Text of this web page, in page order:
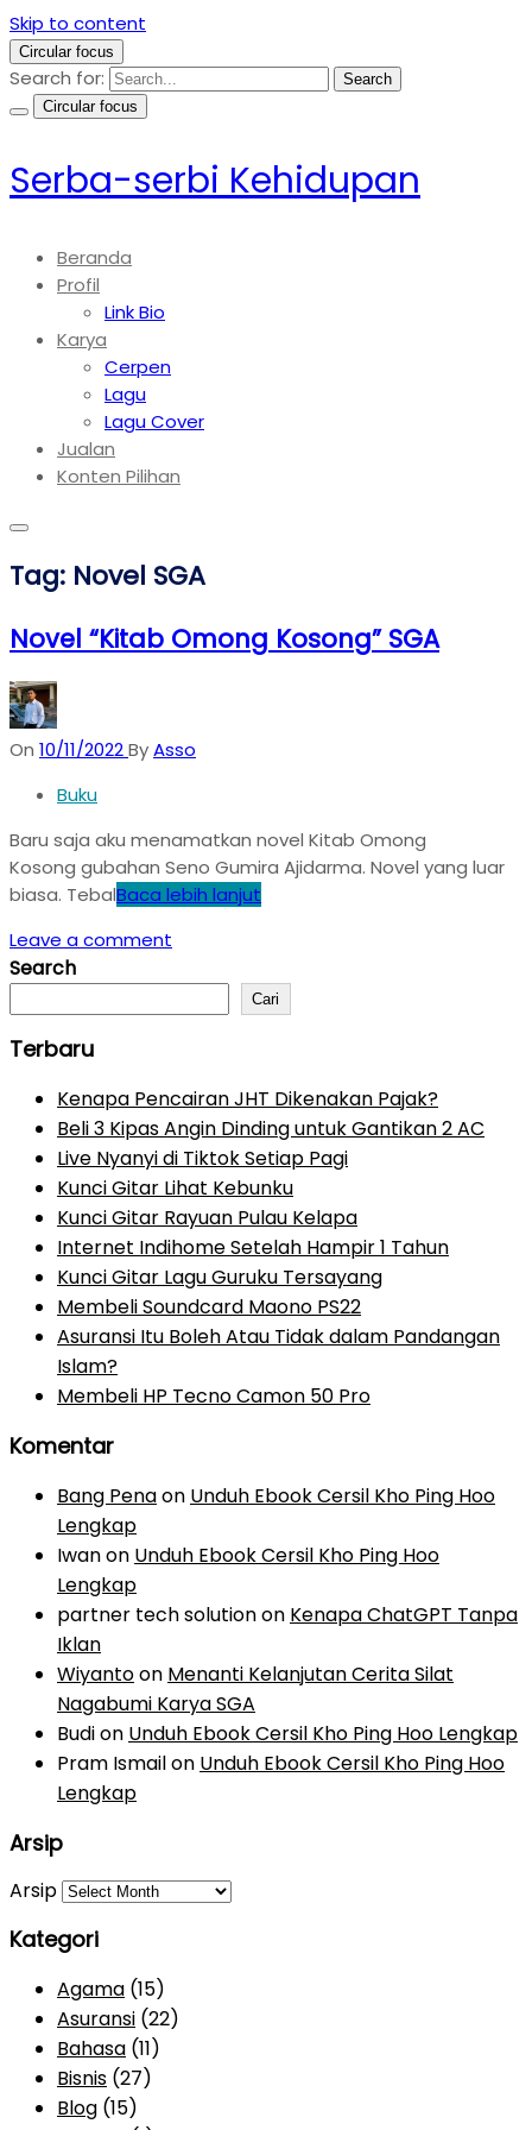
Skip to content
Circular focus
Search for:
Search
Circular focus
Serba-serbi Kehidupan
Beranda
Profil
Link Bio
Karya
Cerpen
Lagu
Lagu Cover
Jualan
Konten Pilihan
Tag: Novel SGA
Novel “Kitab Omong Kosong” SGA
On 10/11/2022ByAsso
Buku
Baru saja aku menamatkan novel Kitab Omong
Kosong gubahan Seno Gumira Ajidarma. Novel yang luar
biasa. TebalBaca lebih lanjut
Leave a comment
Search
Cari
Terbaru
Kenapa Pencairan JHT Dikenakan Pajak?
Beli 3 Kipas Angin Dinding untuk Gantikan 2 AC
Live Nyanyi di Tiktok Setiap Pagi
Kunci Gitar Lihat Kebunku
Kunci Gitar Rayuan Pulau Kelapa
Internet Indihome Setelah Hampir 1 Tahun
Kunci Gitar Lagu Guruku Tersayang
Membeli Soundcard Maono PS22
Asuransi Itu Boleh Atau Tidak dalam Pandangan
Islam?
Membeli HP Tecno Camon 50 Pro
Komentar
Bang Penaon Unduh Ebook Cersil Kho Ping Hoo
Lengkap
Iwanon Unduh Ebook Cersil Kho Ping Hoo
Lengkap
partner tech solutionon Kenapa ChatGPT Tanpa
Iklan
Wiyantoon Menanti Kelanjutan Cerita Silat
Nagabumi Karya SGA
Budion Unduh Ebook Cersil Kho Ping Hoo Lengkap
Pram Ismailon Unduh Ebook Cersil Kho Ping Hoo
Lengkap
Arsip
Arsip
Kategori
Agama (15)
Asuransi (22)
Bahasa (11)
Bisnis (27)
Blog (15)